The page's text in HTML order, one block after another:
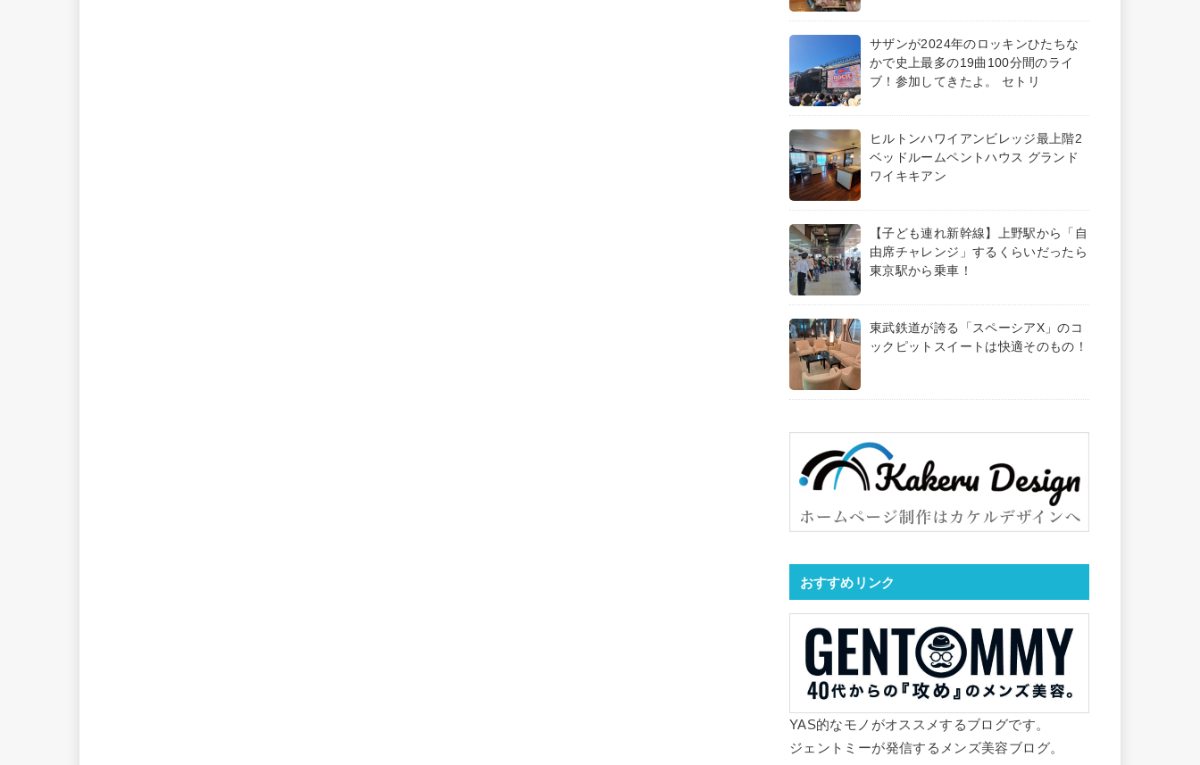
サザンが2024年のロッキンひたちな
かで史上最多の19曲100分間のライ
ブ！参加してきたよ。 セトリ
ヒルトンハワイアンビレッジ最上階2
ベッドルームペントハウス グランド
ワイキキアン
【子ども連れ新幹線】上野駅から「自
由席チャレンジ」するくらいだったら
東京駅から乗車！
東武鉄道が誇る「スペーシアX」のコ
ックピットスイートは快適そのもの！
おすすめリンク
YAS的なモノがオススメするブログです。
ジェントミーが発信するメンズ美容ブログ。